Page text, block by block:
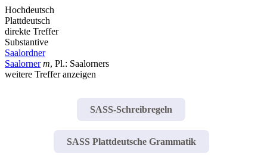
Hochdeutsch
Plattdeutsch
direkte Treffer
Substantive
Saalordner
Saalorner m, Pl.: Saalorners
weitere Treffer anzeigen
SASS-Schreibregeln
SASS Plattdeutsche Grammatik